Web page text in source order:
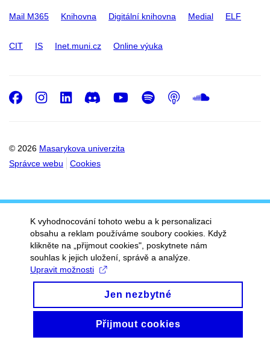
Mail M365 Knihovna Digitální knihovna Medial ELF
CIT IS Inet.muni.cz Online výuka
© 2026 Masarykova univerzita
Správce webu
Cookies
Facebook
Instagram
LinkedIn
DiscordYoutube
Spotify
Podcast
K vyhodnocování tohoto webu a k personalizaci
obsahu a reklam používáme soubory cookies. Když
klikněte na „přijmout cookies", poskytnete nám
souhlas k jejich uložení, správě a analýze.
Upravit možnosti
Jen nezbytné
Přijmout cookies